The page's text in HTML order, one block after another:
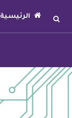
الرئيسية